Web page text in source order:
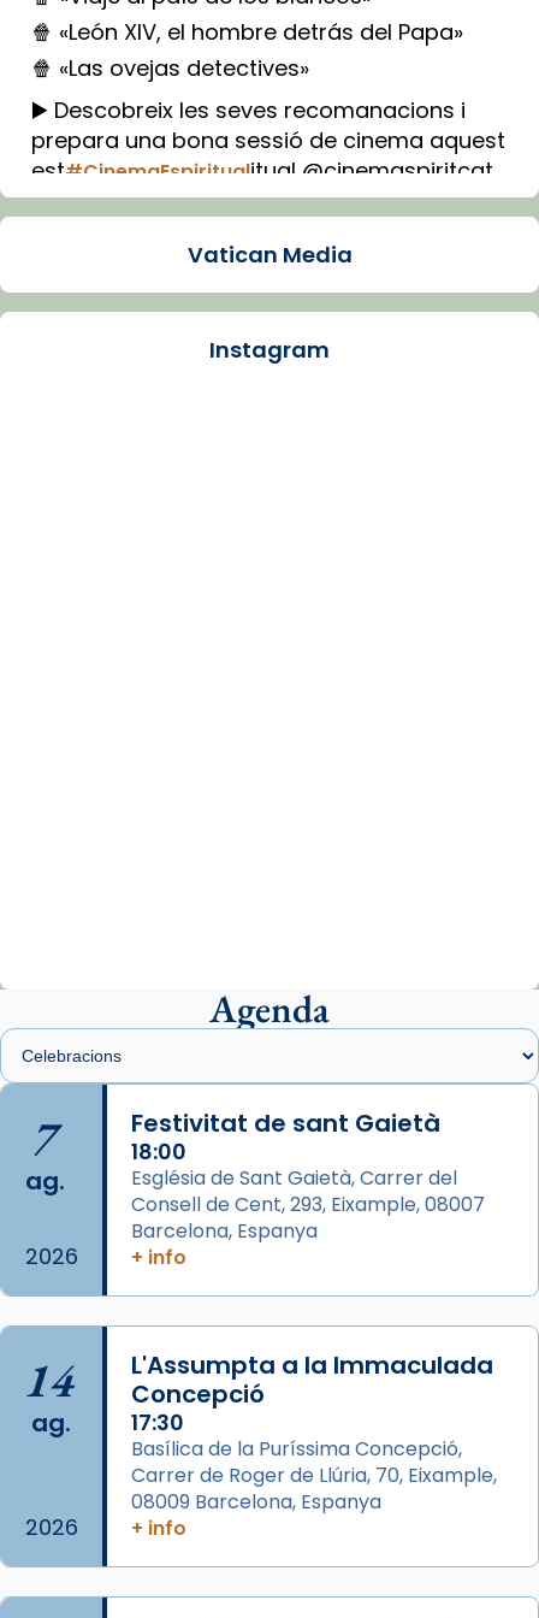
🍿 «León XIV, el hombre detrás del Papa»
🍿 «Las ovejas detectives»
▶️ Descobreix les seves recomanacions i
prepara una bona sessió de cinema aquest
est#CinemaEspiritualitual @cinemaspiritcat
Imatge: Generada amb IA (OpenAI)
Arquebisbat de Barcelona
presidit aquest 27 de juliol la missa de Les
Santes de Mataró.
🔗
📸 J. Merino
Photo
View on Facebook · Share
Arquebisbat de Barcelona
2 weeks ago
missa d’acció de gràcies en agraïment al
comitè organitzador de la visita apostòlica
del Sant Pare Lleó XIV a Barcelona, i als
col·laboradors, a la Catedral de Barcelona.
L’arquebisbe de Barcelona, el cardenal Joan
Josep Omella, ha presidit la missa i l’ha
concelebrat el bisbe auxiliar de Barcelona,
Mons. David Abadías.
Vatican Media
Instagram
Agenda
7
ag.
2026
Festivitat de sant Gaietà
18:00
Església de Sant Gaietà, Carrer del
Consell de Cent, 293, Eixample, 08007
Barcelona, Espanya
+ info
14
ag.
2026
L'Assumpta a la Immaculada
Concepció
17:30
Basílica de la Puríssima Concepció,
Carrer de Roger de Llúria, 70, Eixample,
08009 Barcelona, Espanya
+ info